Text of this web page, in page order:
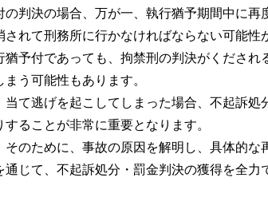
の判決の場合、万が一、執行猶予期間中に
されて刑務所に行かなければならない可能性
猶予付であっても、拘禁刑の判決がくだされ
う可能性もあります。
当て逃げを起こしてしまった場合、不起訴
することが非常に重要となります。
そのために、事故の原因を解明し、具体的
通じて、不起訴処分・罰金判決の獲得を全力